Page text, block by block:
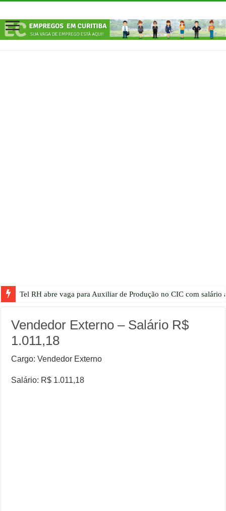
Tel RH abre vaga para Auxiliar de Produção no CIC com salário
Vendedor Externo – Salário R$
1.011,18
Cargo: Vendedor Externo
Salário: R$ 1.011,18